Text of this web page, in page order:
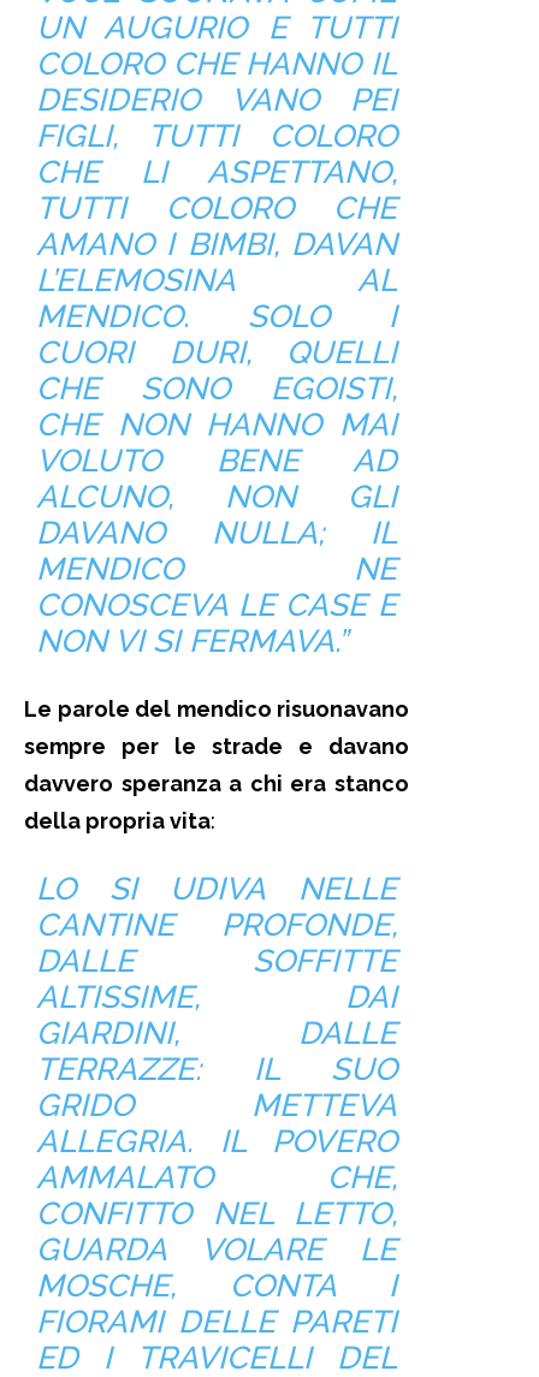
UN AUGURIO E TUTTI
COLORO CHE HANNO IL
DESIDERIO VANO PEI
FIGLI, TUTTI COLORO
CHE LI ASPETTANO,
TUTTI COLORO CHE
AMANO I BIMBI, DAVAN
L’ELEMOSINA AL
MENDICO. SOLO I
CUORI DURI, QUELLI
CHE SONO EGOISTI,
CHE NON HANNO MAI
VOLUTO BENE AD
ALCUNO, NON GLI
DAVANO NULLA; IL
MENDICO NE
CONOSCEVA LE CASE E
NON VI SI FERMAVA.”
Le parole del mendico risuonavano
sempre per le strade e davano
davvero speranza a chi era stanco
della propria vita:
LO SI UDIVA NELLE
CANTINE PROFONDE,
DALLE SOFFITTE
ALTISSIME, DAI
GIARDINI, DALLE
TERRAZZE: IL SUO
GRIDO METTEVA
ALLEGRIA. IL POVERO
AMMALATO CHE,
CONFITTO NEL LETTO,
GUARDA VOLARE LE
MOSCHE, CONTA I
FIORAMI DELLE PARETI
ED I TRAVICELLI DEL